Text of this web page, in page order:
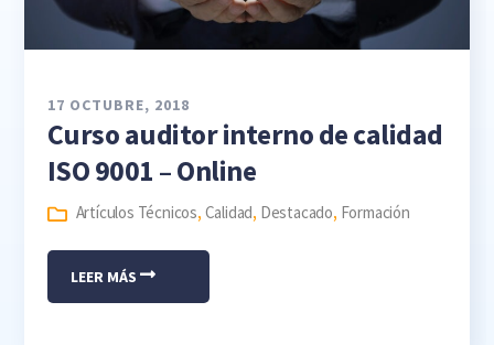
17 OCTUBRE, 2018
Curso auditor interno de calidad
ISO 9001 – Online
Artículos Técnicos, Calidad, Destacado, Formación
LEER MÁS